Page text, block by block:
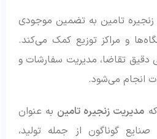
تامین به تضمین موجودی
و مراکز توزیع کمک می‌کند.
دقیق تقاضا، مدیریت سفارشات و
انجام می‌شود.
مدیریت زنجیره تامین به عنوان
صنایع گوناگون از جمله تولید،